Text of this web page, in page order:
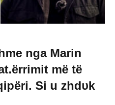
nga Marin
më të
Si u zhdυk